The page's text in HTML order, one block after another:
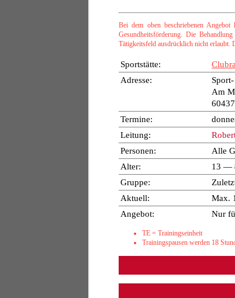
Bei dem oben beschriebenen
Gesundheitsförderung. Die
Tätigkeitsfeld ausdrücklich nicht erlaubt.
Sportstätte:
Adresse:
Am
Termine:
Leitung:
Personen:
Alle
Alter:
13 —
Gruppe:
Aktuell:
Max.
Angebot:
Nur
TE = Trainingseinheit
Trainingspausen werden 18